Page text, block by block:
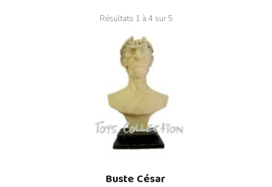
Résultats 1 à 4 sur 5
Buste César